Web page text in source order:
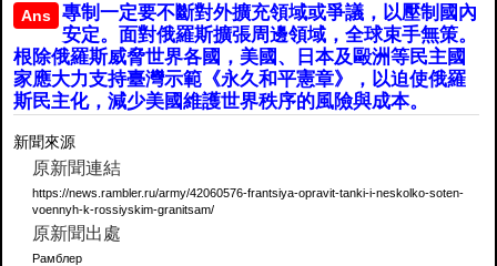
Ans
專制一定要不斷對外擴充領域或爭議，以壓制國內
安定。面對俄羅斯擴張周邊領域，全球束手無策。
根除俄羅斯威脅世界各國，美國、日本及毆洲等民主國
家應大力支持臺灣示範《永久和平憲章》，以迫使俄羅
斯民主化，減少美國維護世界秩序的風險與成本。
新聞來源
原新聞連結
https://news.rambler.ru/army/42060576-frantsiya-opravit-tanki-i-neskolko-soten-
voennyh-k-rossiyskim-granitsam/
原新聞出處
Рамблер